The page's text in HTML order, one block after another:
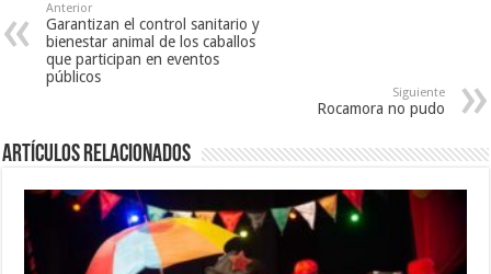
Anterior
Garantizan el control sanitario y
bienestar animal de los caballos
que participan en eventos
públicos
Siguiente
Rocamora no pudo
Artículos Relacionados